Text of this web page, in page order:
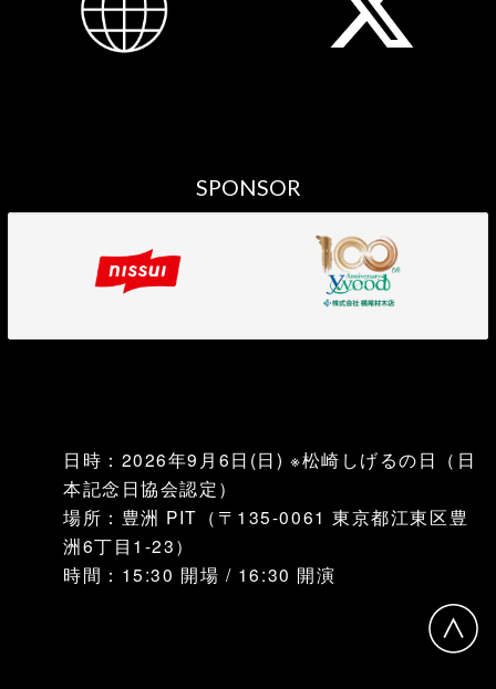
SPONSOR
日時：2026年9月6日(日) ※松崎しげるの日（日
本記念日協会認定）
場所：豊洲 PIT（〒135-0061 東京都江東区豊
洲6丁目1-23）
時間：15:30 開場 / 16:30 開演